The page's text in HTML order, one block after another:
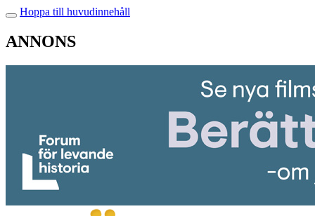
Hoppa till huvudinnehåll
ANNONS